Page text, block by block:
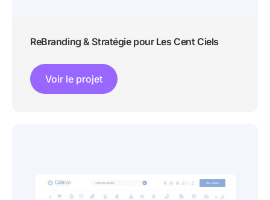
ReBranding & Stratégie pour Les Cent Ciels
Voir le projet